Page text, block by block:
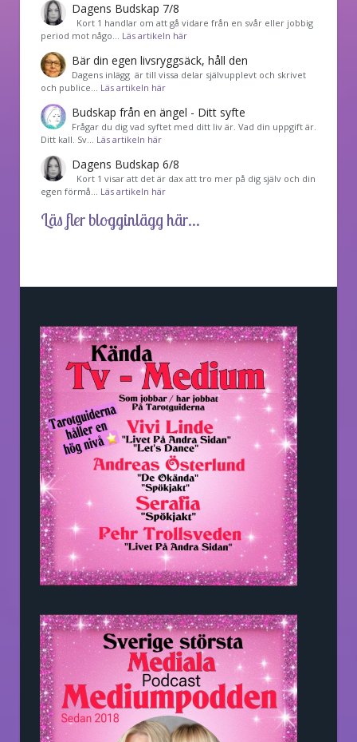
Dagens Budskap 7/8
Kort 1 handlar om att gå vidare från en svår eller jobbig
period mot någo… Läs artikeln här
Bär din egen livsryggsäck, håll den
Dagens inlägg är till vissa delar självupplevt och skrivet
och publice… Läs artikeln här
Budskap från en ängel - Ditt syfte
Frågar du dig vad syftet med ditt liv är. Vad din uppgift är.
Ditt kall. Sv… Läs artikeln här
Dagens Budskap 6/8
Kort 1 visar att det är dax att tro mer på dig själv och din
egen förmå… Läs artikeln här
Läs fler blogginlägg här...